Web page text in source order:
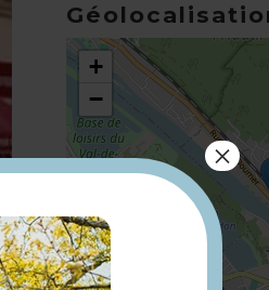
+
−
×